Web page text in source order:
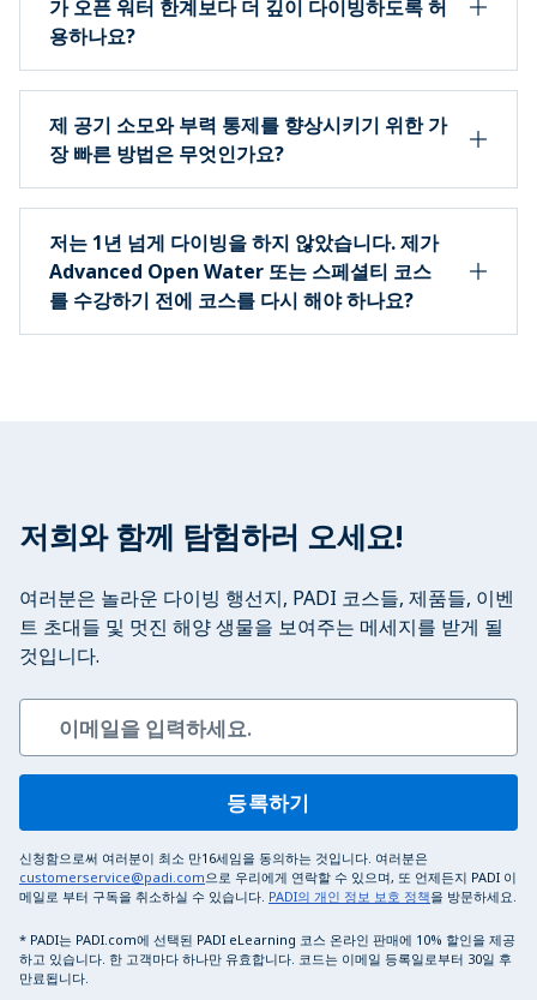
가 오픈 워터 한계보다 더 깊이 다이빙하도록 허
용하나요?
제 공기 소모와 부력 통제를 향상시키기 위한 가
장 빠른 방법은 무엇인가요?
저는 1년 넘게 다이빙을 하지 않았습니다. 제가
Advanced Open Water 또는 스페셜티 코스
를 수강하기 전에 코스를 다시 해야 하나요?
저희와 함께 탐험하러 오세요!
여러분은 놀라운 다이빙 행선지, PADI 코스들, 제품들, 이벤
트 초대들 및 멋진 해양 생물을 보여주는 메세지를 받게 될
것입니다.
등록하기
신청함으로써 여러분이 최소 만16세임을 동의하는 것입니다. 여러분은
customerservice@padi.com으로 우리에게 연락할 수 있으며, 또 언제든지 PADI 이
메일로 부터 구독을 취소하실 수 있습니다. PADI의 개인 정보 보호 정책을 방문하세요.
* PADI는 PADI.com에 선택된 PADI eLearning 코스 온라인 판매에 10% 할인을 제공
하고 있습니다. 한 고객마다 하나만 유효합니다. 코드는 이메일 등록일로부터 30일 후
만료됩니다.